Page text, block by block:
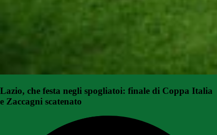
Lazio, che festa negli spogliatoi: finale di Coppa Italia
e Zaccagni scatenato